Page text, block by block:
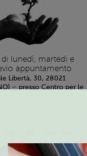
lunedì, martedì e
appuntamento
Libertà, 30, 28021
– presso Centro per le